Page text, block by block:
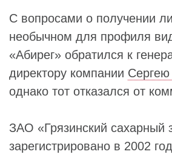
С вопросами о получении
необычном для профиля
«Абирег» обратился к
директору компании
однако тот отказался от
ЗАО «Грязинский сахарный
зарегистрировано в 2002